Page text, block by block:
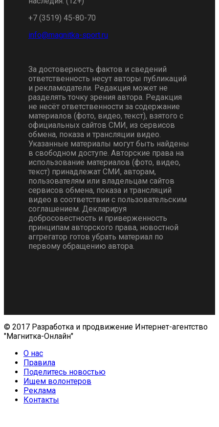
+7 (3519) 45-80-70
За достоверность фактов и сведений
ответственность несут авторы публикаций
и рекламодатели. Редакция может не
разделять точку зрения автора. Редакция
не несёт ответственности за содержание
материалов (фото, видео, текст), взятого с
официальных сайтов СМИ, из сервисов
обмена, показа и трансляции видео.
Указанные материалы могут быть найдены
в свободном доступе. Авторские права на
использование материалов (фото, видео,
текст) принадлежат СМИ, авторам,
пользователям или владельцам сайтов
сервисов обмена, показа и трансляций
видео в соответствии с пользовательским
соглашением. Декларируя
добросовестность и приверженность
принципам авторского права, новостной
аггрегатор готов убрать материал по
первому обращению автора.
© 2017 Разработка и продвижение Интернет-агентство
"Магнитка-Онлайн"
О нас
Правила
Поделитесь новостью
Ищем волонтеров
Реклама
Контакты